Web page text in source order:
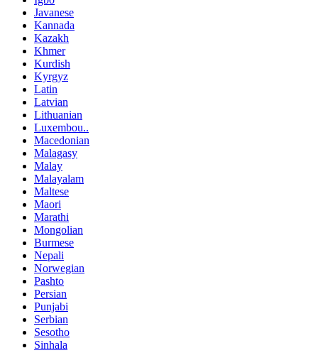
Javanese
Kannada
Kazakh
Khmer
Kurdish
Kyrgyz
Latin
Latvian
Lithuanian
Luxembou..
Macedonian
Malagasy
Malay
Malayalam
Maltese
Maori
Marathi
Mongolian
Burmese
Nepali
Norwegian
Pashto
Persian
Punjabi
Serbian
Sesotho
Sinhala